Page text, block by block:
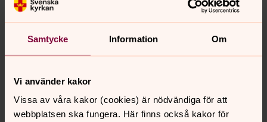
Samtycke Information Om
Vi använder kakor
Vissa av våra kakor (cookies) är nödvändiga för att
webbplatsen ska fungera. Här finns också kakor för
Lotta Schelin är fotbollsspelaren som drömt om att stå
bollen rullar fick dessa drömmar förenas och samtidigt
fick de berätta om en hjärtefråga, bristen på
mod, utmaningar och scenkonstens kraft att skapa
förändring.